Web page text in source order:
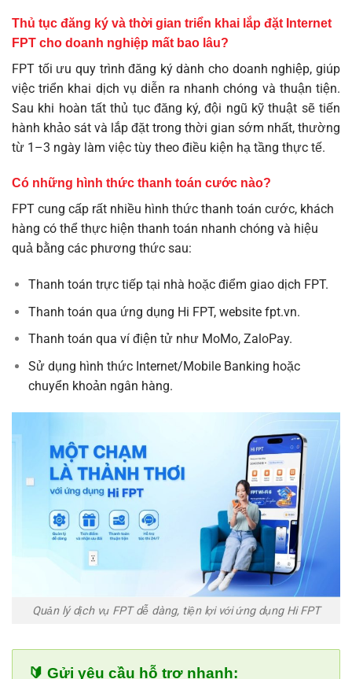
Thủ tục đăng ký và thời gian triển khai lắp đặt Internet
FPT cho doanh nghiệp mất bao lâu?
FPT tối ưu quy trình đăng ký dành cho doanh nghiệp, giúp
việc triển khai dịch vụ diễn ra nhanh chóng và thuận tiện.
Sau khi hoàn tất thủ tục đăng ký, đội ngũ kỹ thuật sẽ tiến
hành khảo sát và lắp đặt trong thời gian sớm nhất, thường
từ 1–3 ngày làm việc tùy theo điều kiện hạ tầng thực tế.
Có những hình thức thanh toán cước nào?
FPT cung cấp rất nhiều hình thức thanh toán cước, khách
hàng có thể thực hiện thanh toán nhanh chóng và hiệu
quả bằng các phương thức sau:
Thanh toán trực tiếp tại nhà hoặc điểm giao dịch FPT.
Thanh toán qua ứng dụng Hi FPT, website fpt.vn.
Thanh toán qua ví điện tử như MoMo, ZaloPay.
Sử dụng hình thức Internet/Mobile Banking hoặc
chuyển khoản ngân hàng.
Quản lý dịch vụ FPT dễ dàng, tiện lợi với ứng dụng Hi FPT
🔰 Gửi yêu cầu hỗ trợ nhanh: